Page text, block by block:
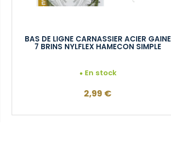
BAS DE LIGNE CARNASSIER ACIER GAINE
7 BRINS NYLFLEX HAMECON SIMPLE
En stock
2,99 €